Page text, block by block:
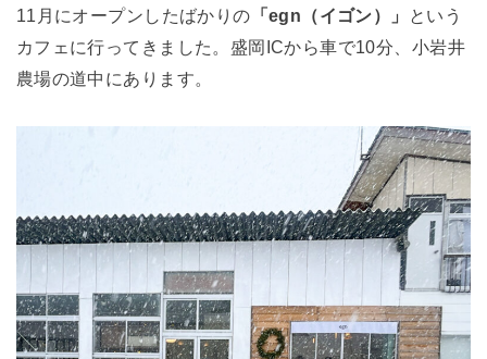
11月にオープンしたばかりの 「egn（イゴン）」
という
カフェに行ってきました。盛岡ICから車で10分、小岩井
農場の道中にあります。